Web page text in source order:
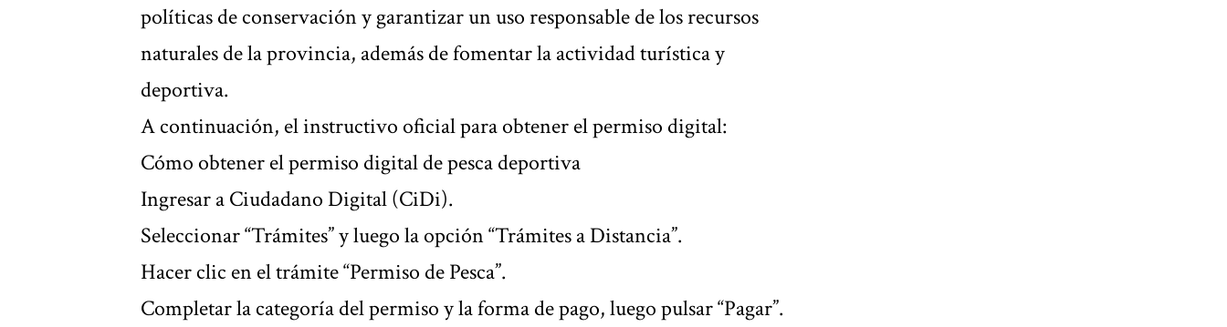
políticas de conservación y garantizar un uso responsable de los recursos
naturales de la provincia, además de fomentar la actividad turística y
deportiva.
A continuación, el instructivo oficial para obtener el permiso digital:
Cómo obtener el permiso digital de pesca deportiva
Ingresar a Ciudadano Digital (CiDi).
Seleccionar “Trámites” y luego la opción “Trámites a Distancia”.
Hacer clic en el trámite “Permiso de Pesca”.
Completar la categoría del permiso y la forma de pago, luego pulsar “Pagar”.